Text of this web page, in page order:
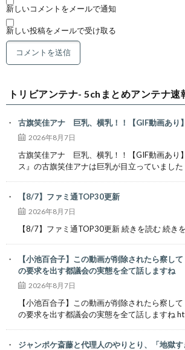
新しいコメントをメールで通知
新しい投稿をメールで受け取る
トリビアンテナ- 5chまとめアンテナ速
古旗笑佳アナ 巨乳、横乳！！【GIF動画あり】
2026年8月7日
古旗笑佳アナ 巨乳、横乳！！【GIF動画あり
ス』の古旗笑佳アナは巨乳が目立っていまし
【8/7】ファミ通TOP30更新
2026年8月7日
【8/7】ファミ通TOP30更新 続きを読む 続き
【小池百合子】この動画が削除されたら察し
の要求を出す都議会の実態を全て話しますね
2026年8月7日
【小池百合子】この動画が削除されたら察し
の要求を出す都議会の実態を全て話しますね
ジャンポケ斎藤と代理人のやりとり、「地獄